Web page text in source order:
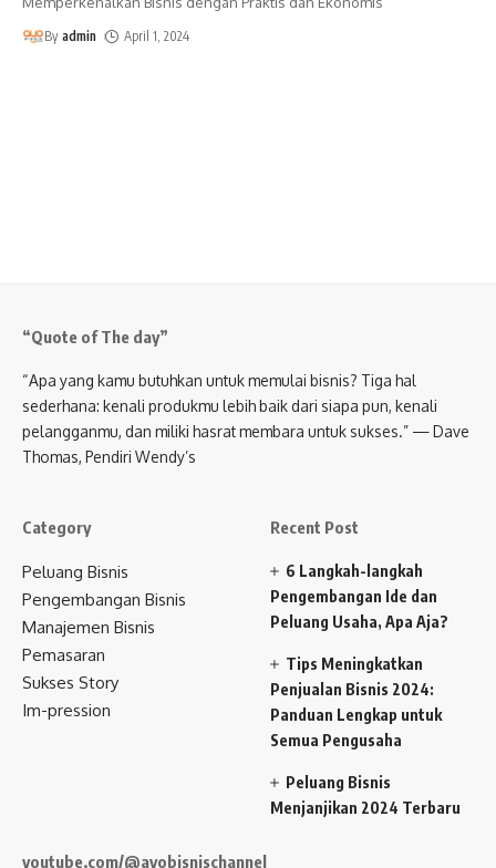
By admin April 1, 2024
“Quote of The day”
“Apa yang kamu butuhkan untuk memulai bisnis? Tiga hal
sederhana: kenali produkmu lebih baik dari siapa pun, kenali
pelangganmu, dan miliki hasrat membara untuk sukses.” — Dave
Thomas, Pendiri Wendy’s
Category
Peluang Bisnis
Pengembangan Bisnis
Manajemen Bisnis
Pemasaran
Sukses Story
Im-pression
Recent Post
6 Langkah-langkah
Pengembangan Ide dan
Peluang Usaha, Apa Aja?
Tips Meningkatkan
Penjualan Bisnis 2024:
Panduan Lengkap untuk
Semua Pengusaha
Peluang Bisnis
Menjanjikan 2024 Terbaru
youtube.com/@ayobisnischannel